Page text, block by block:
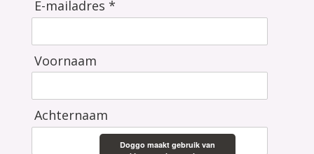
E-mailadres *
Voornaam
Achternaam
Doggo maakt gebruik van